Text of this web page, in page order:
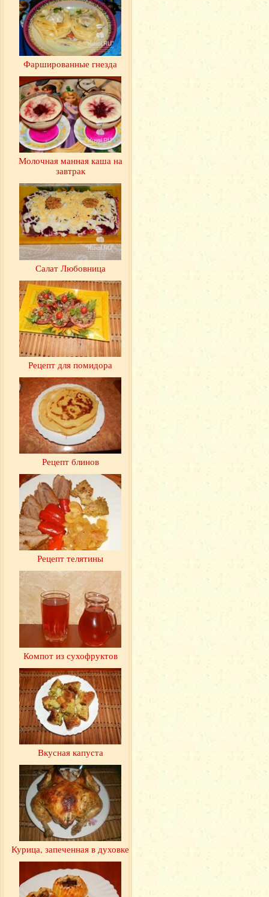
Фаршированные гнезда
Молочная манная каша на
завтрак
Салат Любовница
Рецепт для помидора
Рецепт блинов
Рецепт телятины
Компот из сухофруктов
Вкусная капуста
Курица, запеченная в духовке